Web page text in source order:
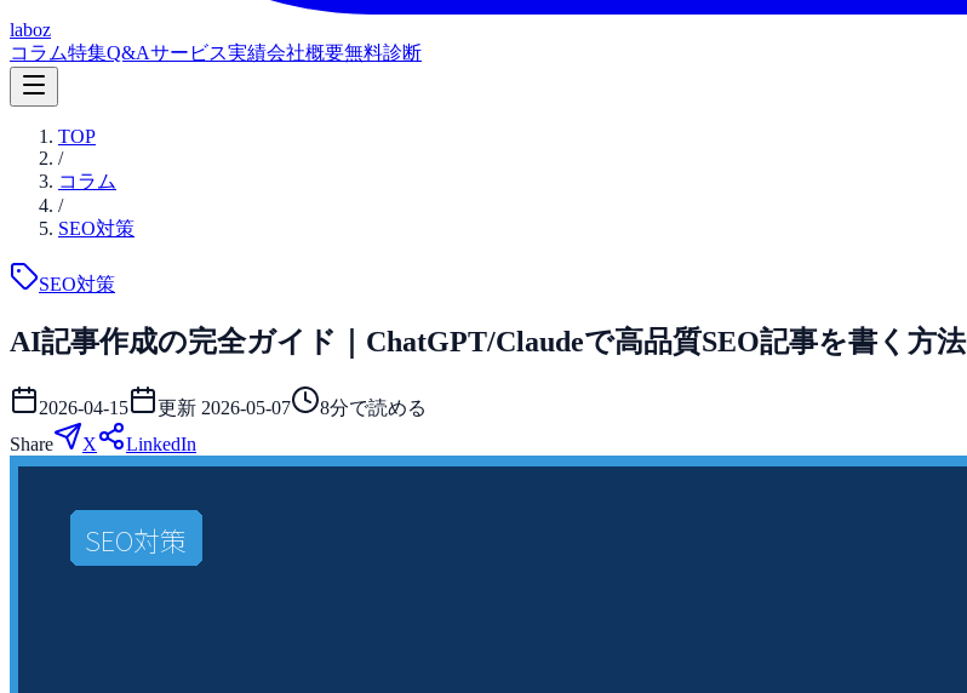
laboz
コラム特集Q&Aサービス実績会社概要無料診断
TOP
/
コラム
/
SEO対策
SEO対策
AI記事作成の完全ガイド｜ChatGPT/Claudeで高品質SEO記事を書く方法
2026-04-15 更新 2026-05-07 8分で読める
Share
X LinkedIn